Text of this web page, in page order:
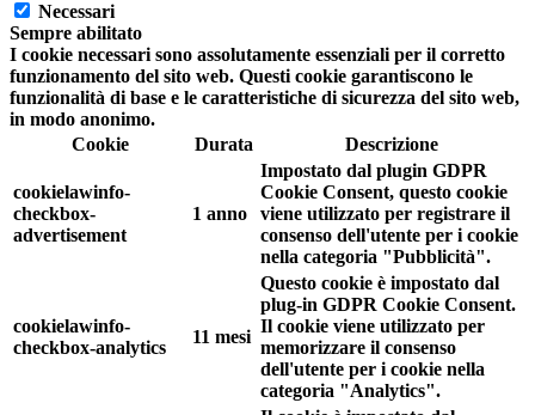
Necessari
Sempre abilitato
I cookie necessari sono assolutamente essenziali per il corretto
funzionamento del sito web. Questi cookie garantiscono le
funzionalità di base e le caratteristiche di sicurezza del sito web,
in modo anonimo.
Cookie
Durata Descrizione
cookielawinfo-
checkbox-
advertisement
1 anno
Impostato dal plugin GDPR
Cookie Consent, questo cookie
viene utilizzato per registrare il
consenso dell'utente per i cookie
nella categoria "Pubblicità".
cookielawinfo-
checkbox-analytics
11 mesi
Questo cookie è impostato dal
plug-in GDPR Cookie Consent.
Il cookie viene utilizzato per
memorizzare il consenso
dell'utente per i cookie nella
categoria "Analytics".